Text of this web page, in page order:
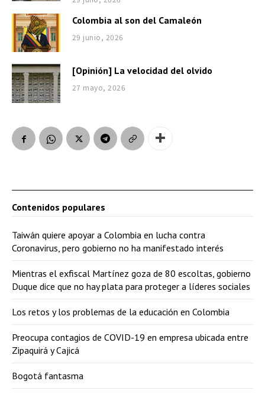
Colombia al son del Camaleón
29 junio, 2026
[Opinión] La velocidad del olvido
27 mayo, 2026
Contenidos populares
Taiwán quiere apoyar a Colombia en lucha contra
Coronavirus, pero gobierno no ha manifestado interés
Mientras el exfiscal Martínez goza de 80 escoltas, gobierno
Duque dice que no hay plata para proteger a líderes sociales
Los retos y los problemas de la educación en Colombia
Preocupa contagios de COVID-19 en empresa ubicada entre
Zipaquirá y Cajicá
Bogotá fantasma